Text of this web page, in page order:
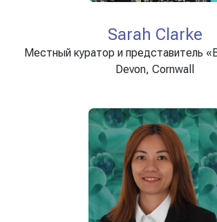
Sarah Clarke
Местный куратор и представитель
Devon, Cornwall